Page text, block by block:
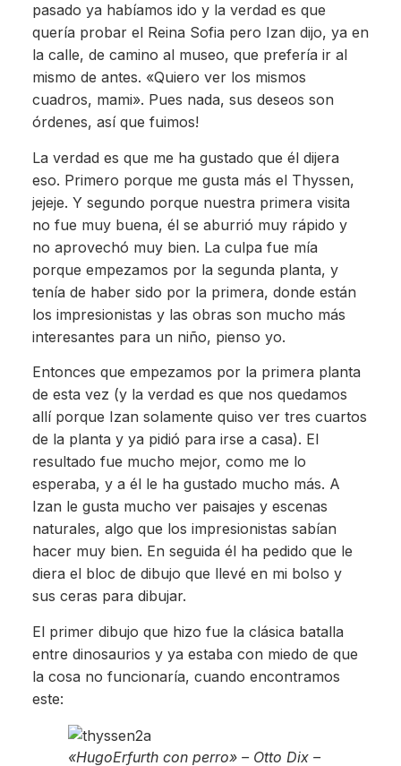
pasado ya habíamos ido y la verdad es que
quería probar el Reina Sofia pero Izan dijo, ya en
la calle, de camino al museo, que prefería ir al
mismo de antes. «Quiero ver los mismos
cuadros, mami». Pues nada, sus deseos son
órdenes, así que fuimos!
La verdad es que me ha gustado que él dijera
eso. Primero porque me gusta más el Thyssen,
jejeje. Y segundo porque nuestra primera visita
no fue muy buena, él se aburrió muy rápido y
no aprovechó muy bien. La culpa fue mía
porque empezamos por la segunda planta, y
tenía de haber sido por la primera, donde están
los impresionistas y las obras son mucho más
interesantes para un niño, pienso yo.
Entonces que empezamos por la primera planta
de esta vez (y la verdad es que nos quedamos
allí porque Izan solamente quiso ver tres cuartos
de la planta y ya pidió para irse a casa). El
resultado fue mucho mejor, como me lo
esperaba, y a él le ha gustado mucho más. A
Izan le gusta mucho ver paisajes y escenas
naturales, algo que los impresionistas sabían
hacer muy bien. En seguida él ha pedido que le
diera el bloc de dibujo que llevé en mi bolso y
sus ceras para dibujar.
El primer dibujo que hizo fue la clásica batalla
entre dinosaurios y ya estaba con miedo de que
la cosa no funcionaría, cuando encontramos
este:
«HugoErfurth con perro» – Otto Dix –